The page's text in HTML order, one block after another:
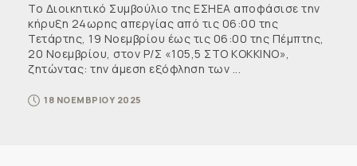
Το Διοικητικό Συμβούλιο της ΕΣΗΕΑ αποφάσισε την
κήρυξη 24ωρης απεργίας από τις 06:00 της
Τετάρτης, 19 Νοεμβρίου έως τις 06:00 της Πέμπτης,
20 Νοεμβρίου, στον Ρ/Σ «105,5 ΣΤΟ ΚΟΚΚΙΝΟ»,
ζητώντας: την άμεση εξόφληση των ...
18 ΝΟΕΜΒΡΙΟΥ 2025